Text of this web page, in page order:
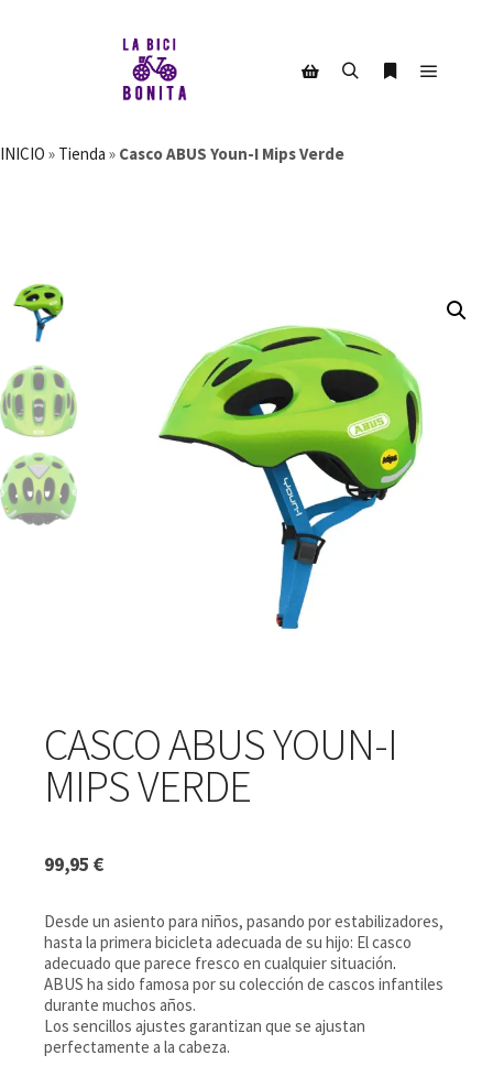
INICIO » Tienda » Casco ABUS Youn-I Mips Verde
CASCO ABUS YOUN-I
MIPS VERDE
99,95 €
Desde un asiento para niños, pasando por estabilizadores,
hasta la primera bicicleta adecuada de su hijo: El casco
adecuado que parece fresco en cualquier situación.
ABUS ha sido famosa por su colección de cascos infantiles
durante muchos años.
Los sencillos ajustes garantizan que se ajustan
perfectamente a la cabeza.